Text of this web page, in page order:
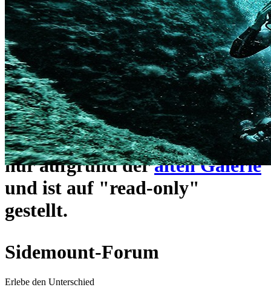
Das Sidemount-Forum ist auf
ein neues Forensystem
umgezogen und wie gewohnt
unterhttps://www.sidemount-
forum.comerreichbar.
Das alte Forum hier existiert
nur aufgrund deralten Galerie
und ist auf "read-only"
gestellt.
Sidemount-Forum
Erlebe den Unterschied